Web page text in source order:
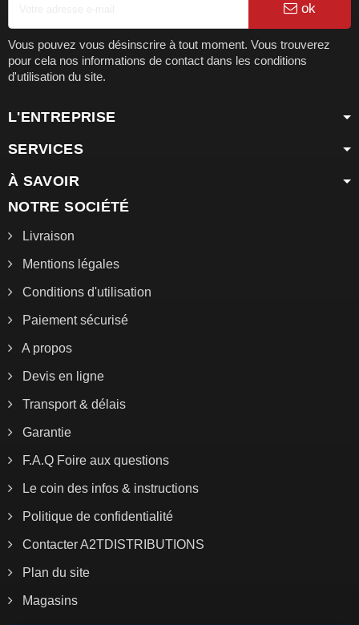
ok
Vous pouvez vous désinscrire à tout moment. Vous trouverez
pour cela nos informations de contact dans les conditions
d'utilisation du site.
L'ENTREPRISE
SERVICES
À SAVOIR
NOTRE SOCIÉTÉ
Livraison
Mentions légales
Conditions d'utilisation
Paiement sécurisé
A propos
Devis en ligne
Transport & délais
Garantie
F.A.Q Foire aux questions
Le coin des infos & instructions
Politique de confidentialité
Contacter A2TDISTRIBUTIONS
Plan du site
Magasins